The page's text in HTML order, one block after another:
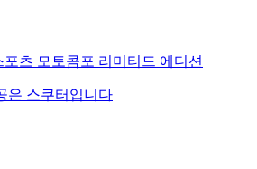
포츠 모토콤포 리미티드 에디션
은 스쿠터입니다